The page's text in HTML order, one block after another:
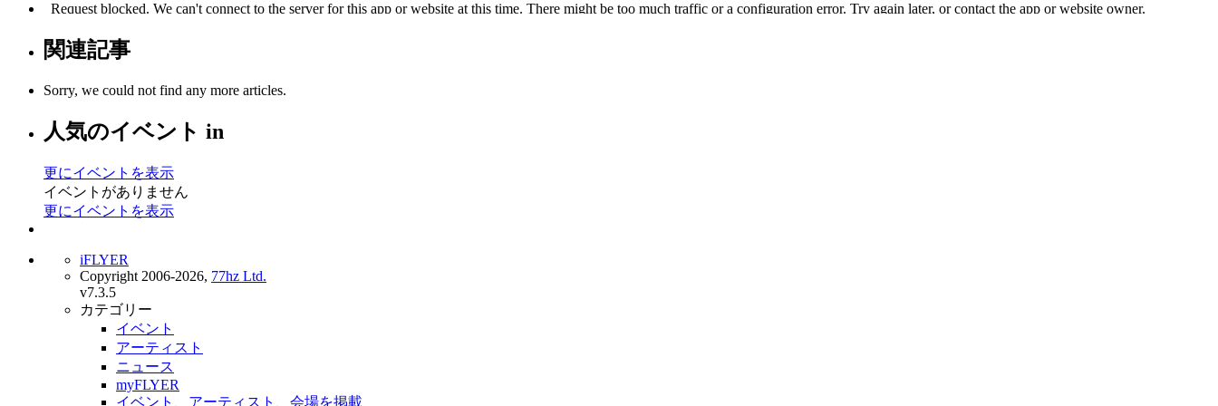
関連記事
Sorry, we could not find any more articles.
人気のイベント in
更にイベントを表示
イベントがありません
更にイベントを表示
iFLYER
Copyright 2006-2026, 77hz Ltd.
v7.3.5
カテゴリー
イベント
アーティスト
ニュース
myFLYER
イベント、アーティスト、会場を掲載